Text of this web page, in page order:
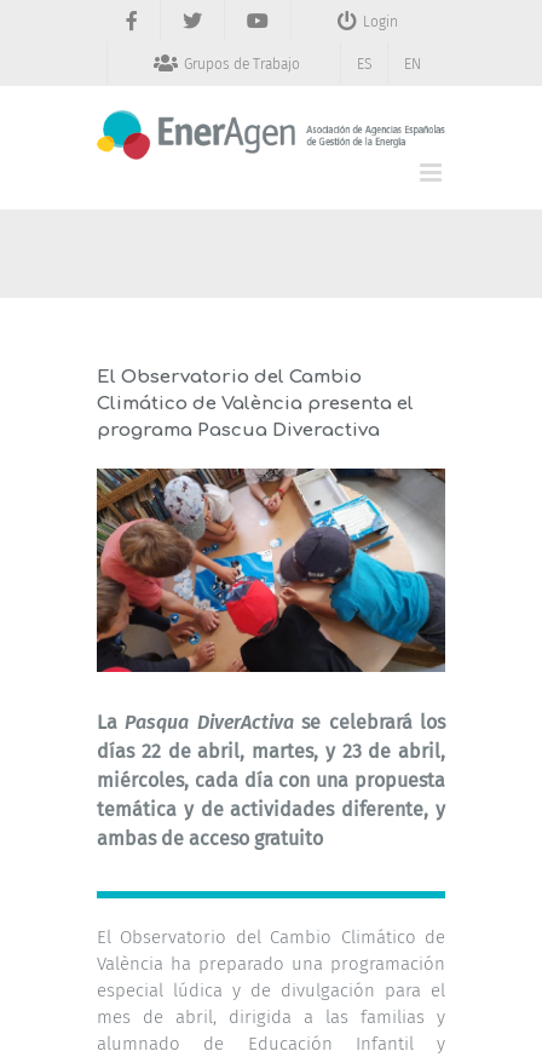
Login
Grupos de Trabajo ES EN
El Observatorio del Cambio
Climático de València presenta el
programa Pascua Diveractiva
LaPasqua DiverActivase celebrará los
días 22 de abril, martes, y 23 de abril,
miércoles, cada día con una propuesta
temática y de actividades diferente, y
ambas de acceso gratuito
El Observatorio del Cambio Climático de
València ha preparado una programación
especial lúdica y de divulgación para el
mes de abril, dirigida a las familias y
alumnado de Educación Infantil y